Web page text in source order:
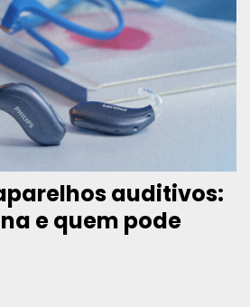
auditivos:
e quem pode